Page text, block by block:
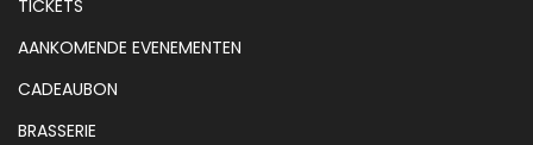
TICKETS
AANKOMENDE EVENEMENTEN
CADEAUBON
BRASSERIE